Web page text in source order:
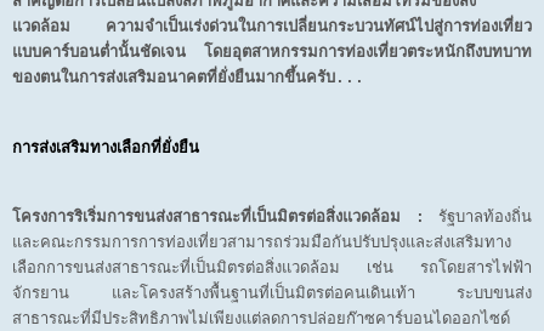
แวดล้อม ความจำเป็นเร่งด่วนในการเปลี่ยนกระบวนทัศน์ไปสู่การท่องเที่ยว
แบบคาร์บอนต่ำนั้นชัดเจน โดยอุตสาหกรรมการท่องเที่ยวตระหนักถึงบทบาท
ของตนในการส่งเสริมอนาคตที่ยั่งยืนมากขึ้นครับ...
การส่งเสริมทางเลือกที่ยั่งยืน
โครงการริเริ่มการขนส่งสาธารณะที่เป็นมิตรต่อสิ่งแวดล้อม :
รัฐบาลท้องถิ่น
และคณะกรรมการการท่องเที่ยวสามารถร่วมมือกันปรับปรุงและส่งเสริมทาง
เลือกการขนส่งสาธารณะที่เป็นมิตรต่อสิ่งแวดล้อม เช่น รถโดยสารไฟฟ้า
จักรยาน และโครงสร้างพื้นฐานที่เป็นมิตรต่อคนเดินเท้า ระบบขนส่ง
สาธารณะที่มีประสิทธิภาพไม่เพียงแต่ลดการปล่อยก๊าซคาร์บอนไดออกไซด์